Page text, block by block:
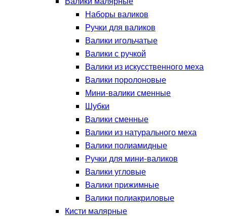
Наборы валиков
Ручки для валиков
Валики игольчатые
Валики с ручкой
Валики из искусственного меха
Валики поролоновые
Мини-валики сменные
Шубки
Валики сменные
Валики из натурального меха
Валики полиамидные
Ручки для мини-валиков
Валики угловые
Валики прижимные
Валики полиакриловые
Кисти малярные